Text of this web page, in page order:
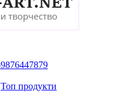
Топ продукти